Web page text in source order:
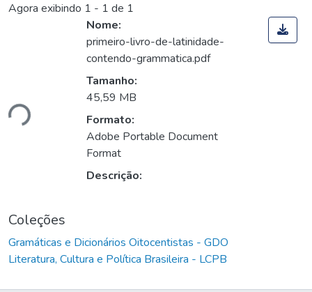
Agora exibindo 1 - 1 de 1
Nome:
primeiro-livro-de-latinidade-
contendo-grammatica.pdf
Tamanho:
45,59 MB
Formato:
Adobe Portable Document
Format
Descrição:
Coleções
Gramáticas e Dicionários Oitocentistas - GDO
Literatura, Cultura e Política Brasileira - LCPB